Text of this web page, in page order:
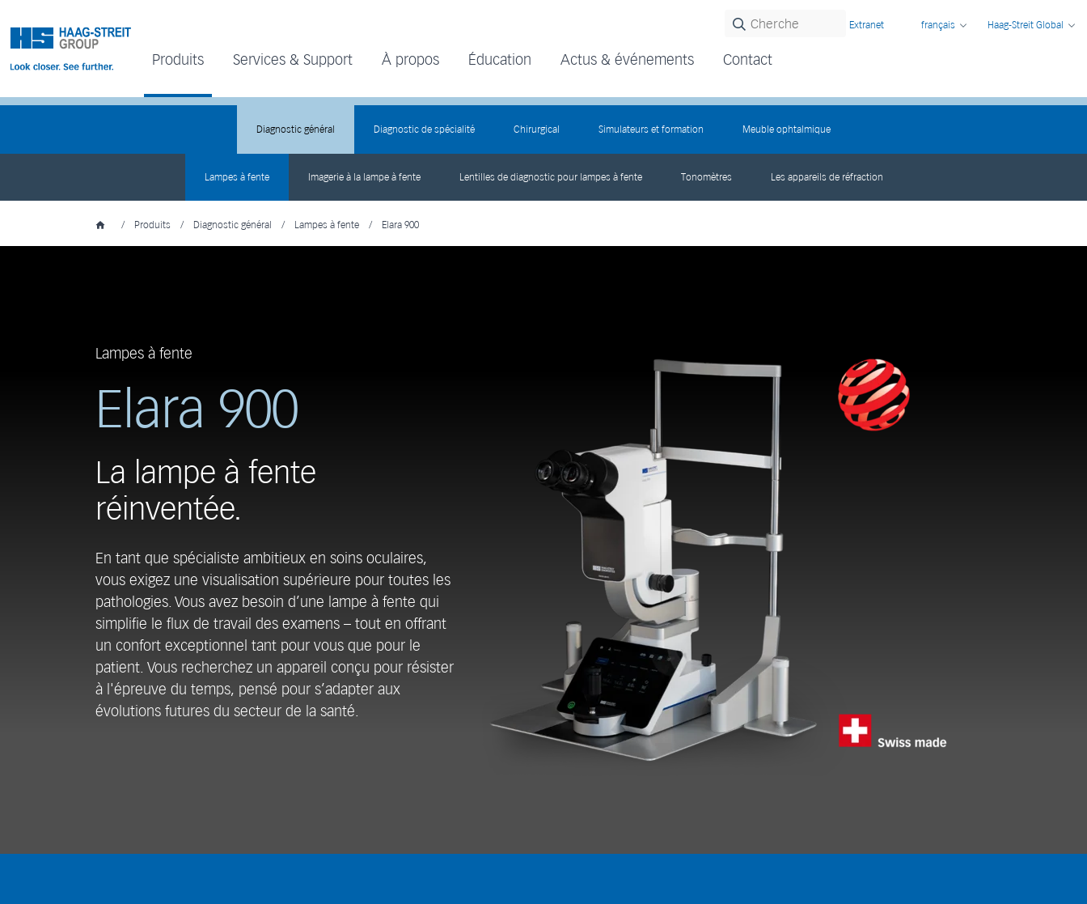
Produits Services & Support À propos Éducation Actus & événements Contact
Extranet français Haag-Streit Global
Diagnostic général Diagnostic de spécialité Chirurgical Simulateurs et formation Meuble ophtalmique
Lampes à fente Imagerie à la lampe à fente Lentilles de diagnostic pour lampes à fente Tonomètres Les appareils de réfraction
/ Produits / Diagnostic général / Lampes à fente / Elara 900
Lampes à fente
Elara 900
La lampe à fente
réinventée.
En tant que spécialiste ambitieux en soins oculaires,
vous exigez une visualisation supérieure pour toutes les
pathologies. Vous avez besoin d’une lampe à fente qui
simplifie le flux de travail des examens – tout en offrant
un confort exceptionnel tant pour vous que pour le
patient. Vous recherchez un appareil conçu pour résister
à l'épreuve du temps, pensé pour s’adapter aux
évolutions futures du secteur de la santé.